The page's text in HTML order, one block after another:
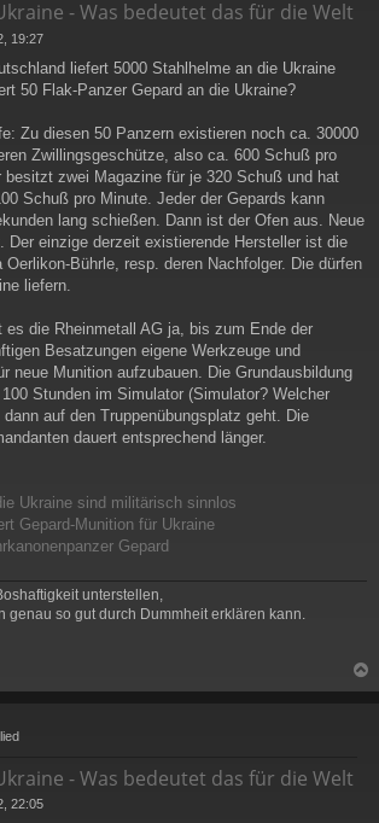
- Was bedeutet das für die Welt
19:27
liefert 5000 Stahlhelme an die Ukraine
50 Flak-Panzer Gepard an die Ukraine?
Zu diesen 50 Panzern existieren noch ca. 30000
Zwillingsgeschütze, also ca. 600 Schuß pro
besitzt zwei Magazine für je 320 Schuß und hat
Schuß pro Minute. Jeder der Gepards kann
lang schießen. Dann ist der Ofen aus. Neue
Der einzige derzeit existierende Hersteller ist die
Bührle, resp. deren Nachfolger. Die dürfen
liefern.
die Rheinmetall AG ja, bis zum Ende der
Besatzungen eigene Werkzeuge und
neue Munition aufzubauen. Die Grundausbildung
Stunden im Simulator (Simulator? Welcher
auf den Truppenübungsplatz geht. Die
dauert entsprechend länger.
Ukraine sind militärisch sinnlos
Gepard-Munition für Ukraine
Gepard
unterstellen,
genau so gut durch Dummheit erklären kann.
a
- Was bedeutet das für die Welt
22:05